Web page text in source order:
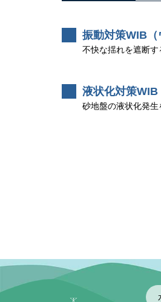
振動対策WIB
不快な揺れを遮断
液状化対策
砂地盤の液状化発生